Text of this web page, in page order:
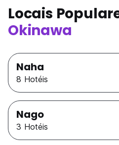
Locais
Okinawa
Naha
8 Hotéis
Nago
3 Hotéis